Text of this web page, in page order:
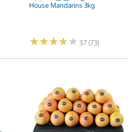
House Mandarins 3kg
★★★★★
★★★★★ 3.7 (73)